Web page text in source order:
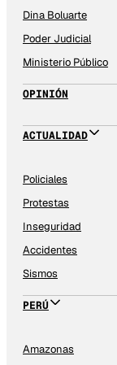
Dina Boluarte
Poder Judicial
Ministerio Público
OPINIÓN
ACTUALIDAD
Policiales
Protestas
Inseguridad
Accidentes
Sismos
PERÚ
Amazonas